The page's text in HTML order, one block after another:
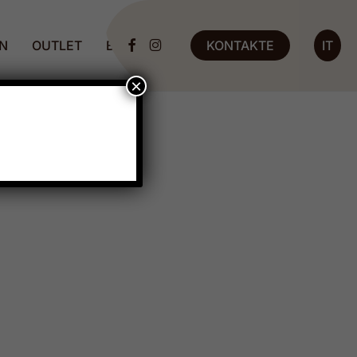
OUTLET BLOGFACEBOOK
INSTAGRAMKONTAKTE IT
×